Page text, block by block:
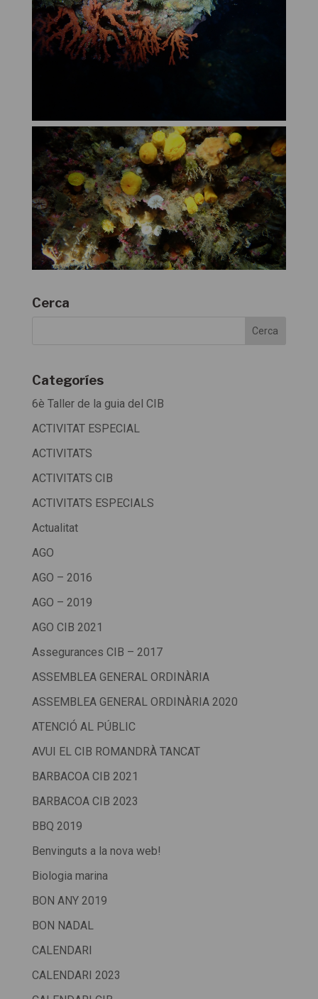
Cerca
Categoríes
6è Taller de la guia del CIB
ACTIVITAT ESPECIAL
ACTIVITATS
ACTIVITATS CIB
ACTIVITATS ESPECIALS
Actualitat
AGO
AGO – 2016
AGO – 2019
AGO CIB 2021
Assegurances CIB – 2017
ASSEMBLEA GENERAL ORDINÀRIA
ASSEMBLEA GENERAL ORDINÀRIA 2020
ATENCIÓ AL PÚBLIC
AVUI EL CIB ROMANDRÀ TANCAT
BARBACOA CIB 2021
BARBACOA CIB 2023
BBQ 2019
Benvinguts a la nova web!
Biologia marina
BON ANY 2019
BON NADAL
CALENDARI
CALENDARI 2023